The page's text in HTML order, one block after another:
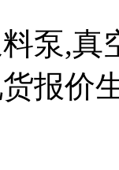
泵,真
报价